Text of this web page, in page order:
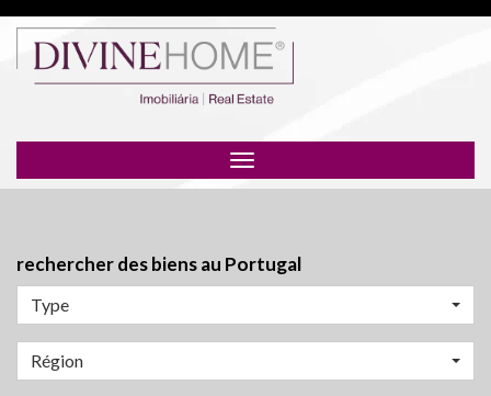
navigation
rechercher des biens au Portugal
Type
Région